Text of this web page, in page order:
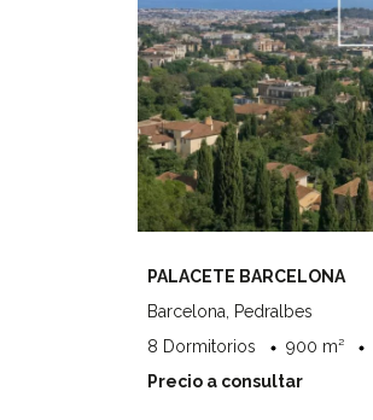
PALACETE BARCELONA
Barcelona, Pedralbes
8 Dormitorios
900 m²
Precio a consultar